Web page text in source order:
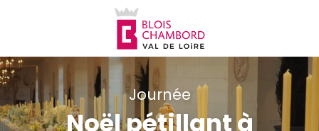
principal
Journée
Noël pétillant à